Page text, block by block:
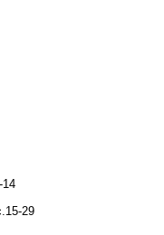
14
29